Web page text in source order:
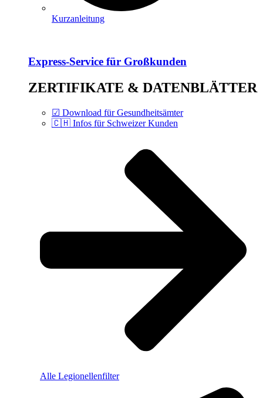
Kurzanleitung
Express-Service für Großkunden
ZERTIFIKATE & DATENBLÄTTER
☑ Download für Gesundheitsämter
🇨🇭 Infos für Schweizer Kunden
Alle Legionellenfilter